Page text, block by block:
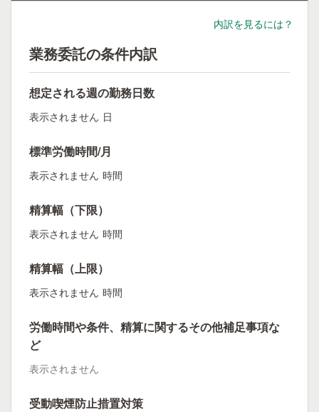
内訳を見るには？
業務委託の条件内訳
想定される週の勤務日数
表示されません 日
標準労働時間/月
表示されません 時間
精算幅（下限）
表示されません 時間
精算幅（上限）
表示されません 時間
労働時間や条件、精算に関するその他補足事項な
ど
表示されません
受動喫煙防止措置対策